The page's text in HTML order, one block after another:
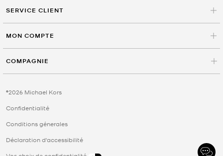
SERVICE CLIENT
MON COMPTE
COMPAGNIE
©2026 Michael Kors
Confidentialité
Conditions génerales
Déclaration d'accessibilité